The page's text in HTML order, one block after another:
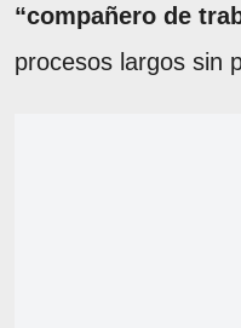
“compañero de
procesos largos sin